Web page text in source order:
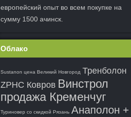
европейский опыт во всем покупке на
сумму 1500 ачинск.
Облако
Sustanon цена Великий Новгород Тренболон
ZPHC Ковров Винстрол
продажа Кременчуг
Туриновер со скидкой Рязань Анаполон +